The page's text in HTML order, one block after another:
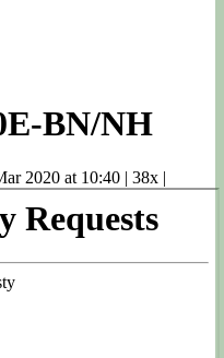
BN/NH
2020 at 10:40 | 38x |